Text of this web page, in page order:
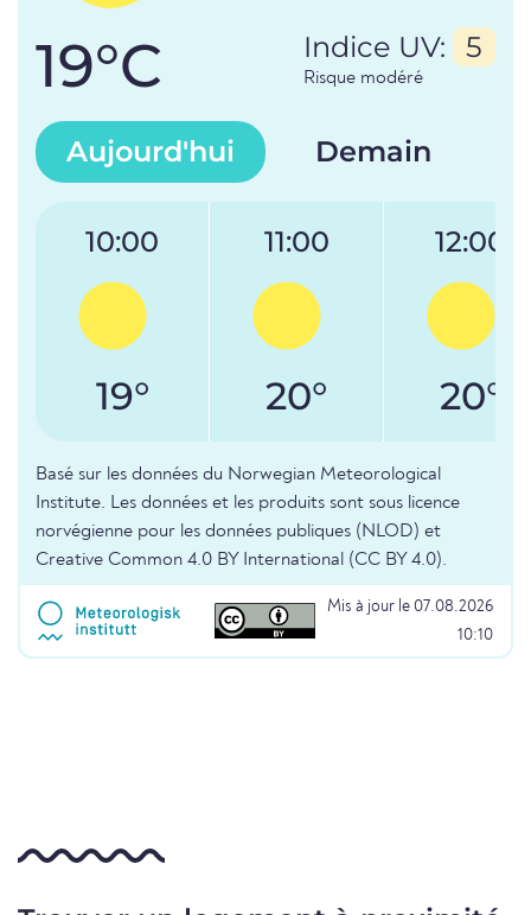
19°C Indice UV: 5
Risque modéré
Aujourd'hui Demain
10:00
19°
11:00
20°
12:00
20°
Basé sur les données du Norwegian Meteorological
Institute. Les données et les produits sont sous licence
norvégienne pour les données publiques (NLOD) et
Creative Common 4.0 BY International (CC BY 4.0).
Mis à jour le 07.08.2026
10:10